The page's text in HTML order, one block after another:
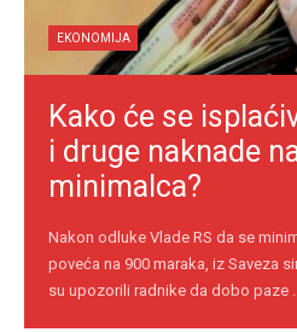
EKONOMIJA
Kako će se
i druge naknade
minimalca?
Nakon odluke Vlade RS da se
poveća na 900 maraka, iz Saveza
su upozorili radnike da dobo paze ...